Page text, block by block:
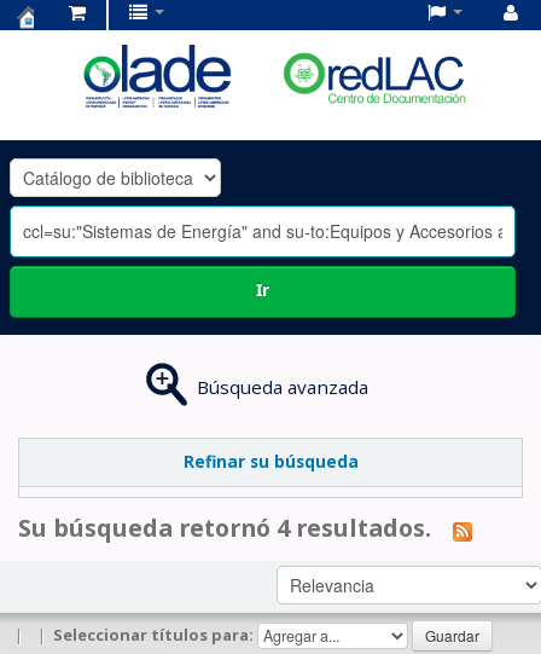
OLADE
-
Ir
Búsqueda avanzada
Refinar su búsqueda
Su búsqueda retornó 4 resultados.
| | Seleccionar títulos para: